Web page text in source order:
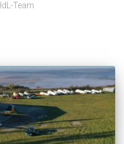
Team